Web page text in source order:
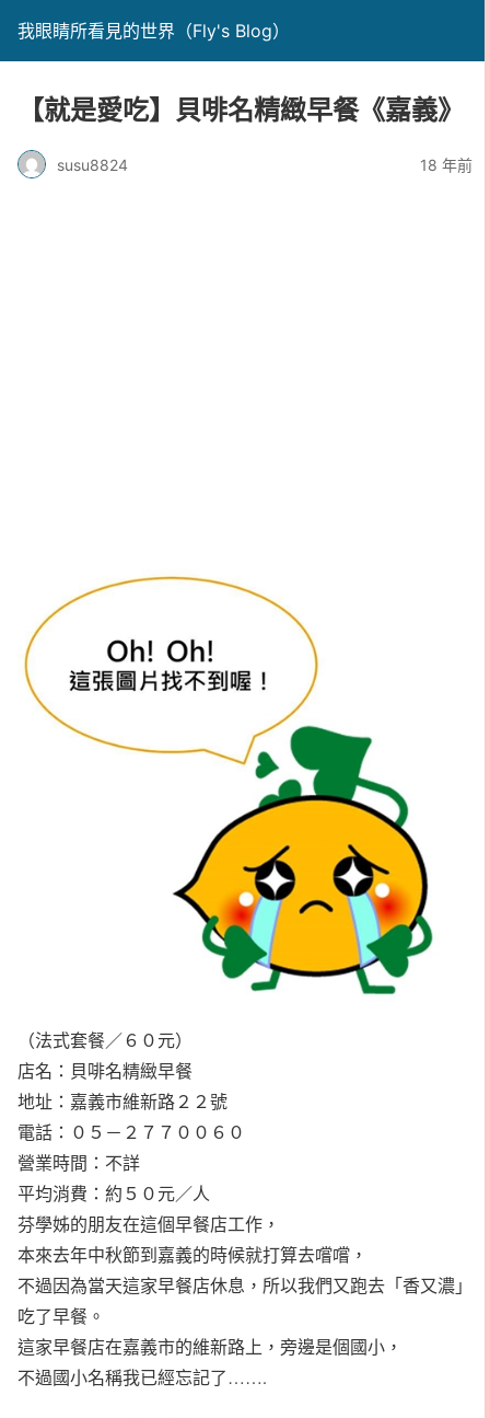
我眼睛所看見的世界（Fly's Blog）
【就是愛吃】貝啡名精緻早餐《嘉義》
susu8824 18 年前
（法式套餐／６０元）
店名：貝啡名精緻早餐
地址：嘉義市維新路２２號
電話：０５－２７７００６０
營業時間：不詳
平均消費：約５０元／人
芬學姊的朋友在這個早餐店工作，
本來去年中秋節到嘉義的時候就打算去嚐嚐，
不過因為當天這家早餐店休息，所以我們又跑去「香又濃」
吃了早餐。
這家早餐店在嘉義市的維新路上，旁邊是個國小，
不過國小名稱我已經忘記了…….